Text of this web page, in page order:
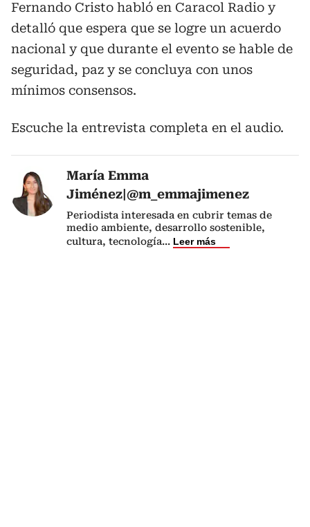
Fernando Cristo habló en Caracol Radio y
detalló que espera que se logre un acuerdo
nacional y que durante el evento se hable de
seguridad, paz y se concluya con unos
mínimos consensos.
Escuche la entrevista completa en el audio.
María Emma
Jiménez|@m_emmajimenez
Periodista interesada en cubrir temas de
medio ambiente, desarrollo sostenible,
cultura, tecnología... Leer más